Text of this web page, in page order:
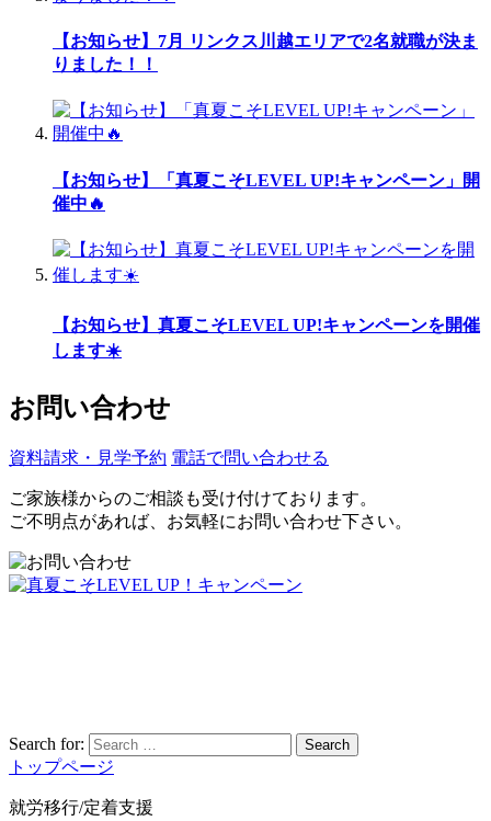
【お知らせ】7月 リンクス川越エリアで2名就職が決ま
りました！！
【お知らせ】「真夏こそLEVEL UP!キャンペーン」開
催中🔥
【お知らせ】真夏こそLEVEL UP!キャンペーンを開催
します☀️
お問い合わせ
資料請求・見学予約 電話で問い合わせる
ご家族様からのご相談も受け付けております。
ご不明点があれば、お気軽にお問い合わせ下さい。
Search for: Search
トップページ
就労移行/定着支援